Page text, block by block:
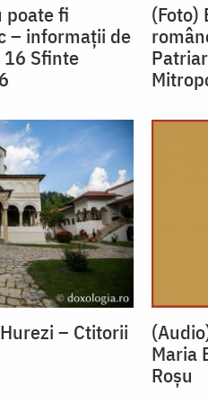
poate fi
– informații de
Sfinte
(Foto)
– Ctitorii
Maria
Roșu